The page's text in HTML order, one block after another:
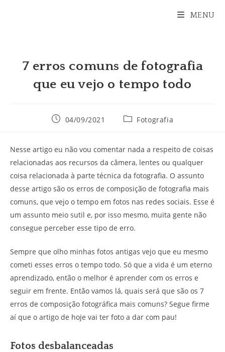
MENU
7 erros comuns de fotografia
que eu vejo o tempo todo
Post04/09/2021
Categoria
Fotografia
Nesse artigo eu não vou comentar nada a respeito de coisas
relacionadas aos recursos da câmera, lentes ou qualquer
coisa relacionada à parte técnica da fotografia. O assunto
desse artigo são os erros de composição de fotografia mais
comuns, que vejo o tempo em fotos nas redes sociais. Esse é
um assunto meio sutil e, por isso mesmo, muita gente não
consegue perceber esse tipo de erro.
Sempre que olho minhas fotos antigas vejo que eu mesmo
cometi esses erros o tempo todo. Só que a vida é um eterno
aprendizado, então o melhor é aprender com os erros e
seguir em frente. Então vamos lá, quais será que são os 7
erros de composição fotográfica mais comuns? Segue firme
aí que o artigo de hoje vai ter foto a dar com pau!
Fotos desbalanceadas